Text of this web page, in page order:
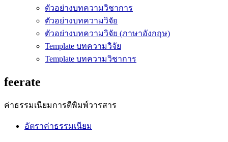
ตัวอย่างบทความวิชาการ
ตัวอย่างบทความวิจัย
ตัวอย่างบทความวิจัย (ภาษาอังกฤษ)
Template บทความวิจัย
Template บทความวิชาการ
feerate
ค่าธรรมเนียมการตีพิมพ์วารสาร
อัตราค่าธรรมเนียม